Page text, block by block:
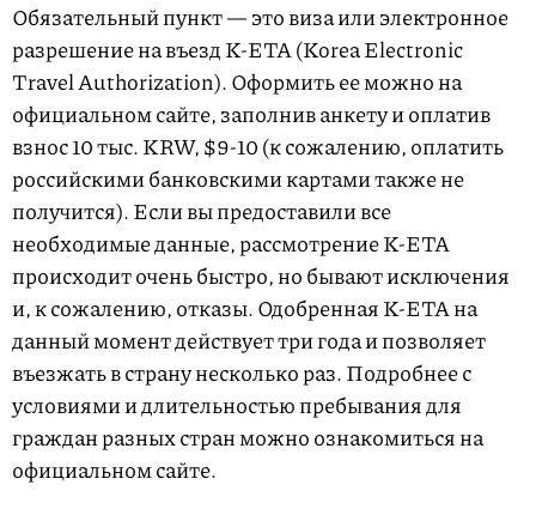
Обязательный пункт — это виза или электронное
разрешение на въезд K-ETA (Korea Electronic
Travel Authorization). Оформить ее можно на
официальном сайте, заполнив анкету и оплатив
взнос 10 тыс. KRW, $9-10 (к сожалению, оплатить
российскими банковскими картами также не
получится). Если вы предоставили все
необходимые данные, рассмотрение K-ETA
происходит очень быстро, но бывают исключения
и, к сожалению, отказы. Одобренная K-ETA на
данный момент действует три года и позволяет
въезжать в страну несколько раз. Подробнее с
условиями и длительностью пребывания для
граждан разных стран можно ознакомиться на
официальном сайте.